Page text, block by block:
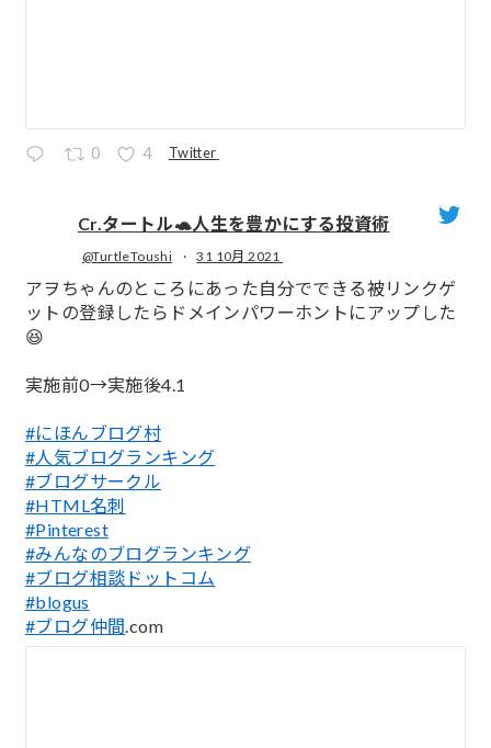
0 4 Twitter
Cr.タートル🐢人生を豊かにする投資術
@TurtleToushi · 31 10月 2021
アヲちゃんのところにあった自分でできる被リンクゲ
ットの登録したらドメインパワーホントにアップした
😆
実施前0→実施後4.1
#にほんブログ村
#人気ブログランキング
#ブログサークル
#HTML名刺
#Pinterest
#みんなのブログランキング
#ブログ相談ドットコム
#blogus
#ブログ仲間 .com